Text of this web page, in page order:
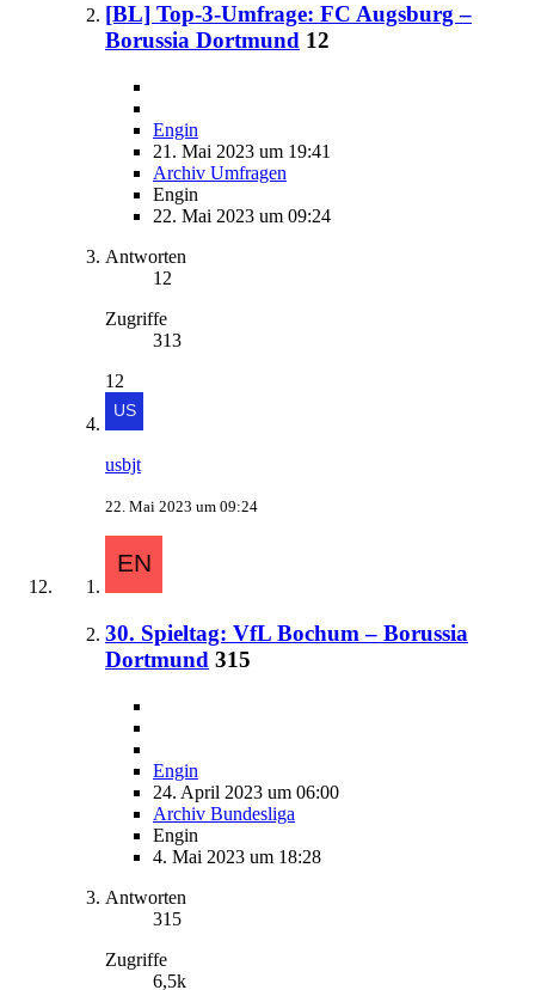
[BL] Top-3-Umfrage: FC Augsburg –
Borussia Dortmund 12
Engin
21. Mai 2023 um 19:41
Archiv Umfragen
Engin
22. Mai 2023 um 09:24
Antworten
12
Zugriffe
313
12
usbjt
22. Mai 2023 um 09:24
30. Spieltag: VfL Bochum – Borussia
Dortmund 315
Engin
24. April 2023 um 06:00
Archiv Bundesliga
Engin
4. Mai 2023 um 18:28
Antworten
315
Zugriffe
6,5k